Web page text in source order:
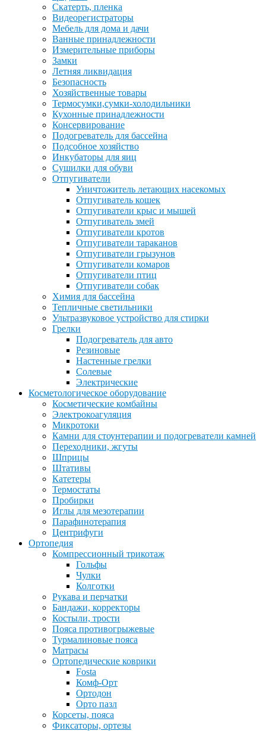
Скатерть, пленка
Видеорегистраторы
Мебель для дома и дачи
Ванные принадлежности
Измерительные приборы
Замки
Летняя ликвидация
Безопасность
Хозяйственные товары
Термосумки,сумки-холодильники
Кухонные принадлежности
Консервирование
Подогреватель для бассейна
Подсобное хозяйство
Инкубаторы для яиц
Сушилки для обуви
Отпугиватели
Уничтожитель летающих насекомых
Отпугиватель кошек
Отпугиватели крыс и мышей
Отпугиватель змей
Отпугиватели кротов
Отпугиватели тараканов
Отпугиватели грызунов
Отпугиватели комаров
Отпугиватели птиц
Отпугиватели собак
Химия для бассейна
Тепличные светильники
Ультразвуковое устройство для стирки
Грелки
Подогреватель для авто
Резиновые
Настенные грелки
Солевые
Электрические
Косметологическое оборудование
Косметические комбайны
Электрокоагуляция
Микротоки
Камни для стоунтерапии и подогреватели камней
Переходники, жгуты
Шприцы
Штативы
Катетеры
Термостаты
Пробирки
Иглы для мезотерапии
Парафинотерапия
Центрифуги
Ортопедия
Компрессионный трикотаж
Гольфы
Чулки
Колготки
Рукава и перчатки
Бандажи, корректоры
Костыли, трости
Пояса противогрыжевые
Турмалиновые пояса
Матрасы
Ортопедические коврики
Fosta
Комф-Орт
Ортодон
Орто пазл
Корсеты, пояса
Фиксаторы, ортезы